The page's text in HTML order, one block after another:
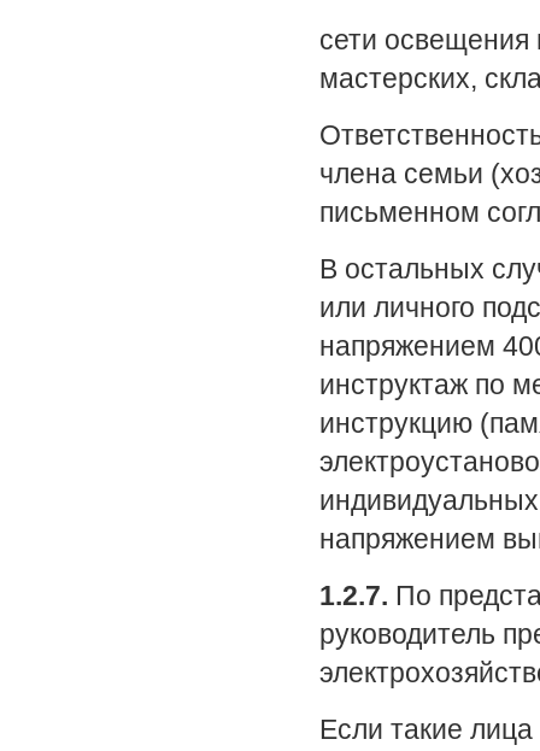
сети освещения
мастерских,
члена семьи
письменном
В остальных
или личного
напряжением
инструктаж по
инструкцию
напряжением
1.2.7. По
руководитель
Если такие лица